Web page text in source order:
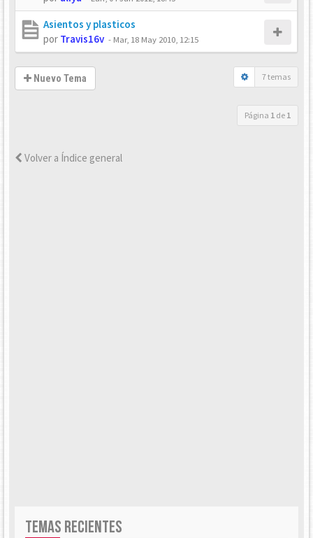
Asientos y plasticos
por Travis16v - Mar, 18 May 2010, 12:15
Nuevo Tema 7 temas
Página 1 de 1
Volver a Índice general
TEMAS RECIENTES